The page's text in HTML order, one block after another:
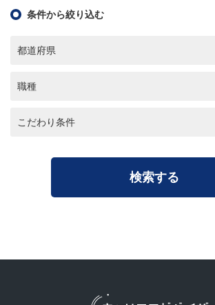
条件から絞り込む
都道府県
職種
こだわり条件